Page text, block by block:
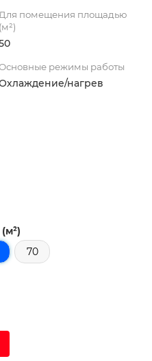
Для помещения площадью
(м²)
режимы работы
нагрев
70